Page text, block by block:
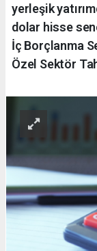
yerleşik
dolar hisse
İç Borçlanma
Özel Sektör